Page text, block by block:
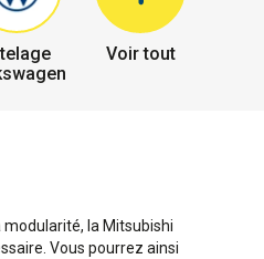
Voir tout
la Mitsubishi
Vous pourrez ainsi